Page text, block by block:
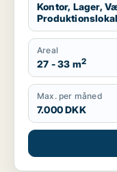
Kontor, Lager,
Areal
27 - 33 m2
Max. per måned
7.000 DKK